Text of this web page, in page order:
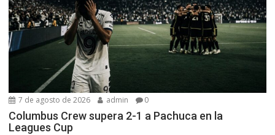
7 de agosto de 2026 admin 0
Columbus Crew supera 2-1 a Pachuca en la
Leagues Cup